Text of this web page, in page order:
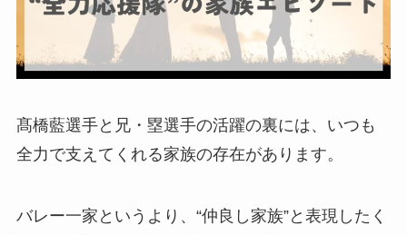
髙橋藍選手と兄・塁選手の活躍の裏には、いつも
全力で支えてくれる家族の存在があります。
バレー一家というより、“仲良し家族”と表現したく